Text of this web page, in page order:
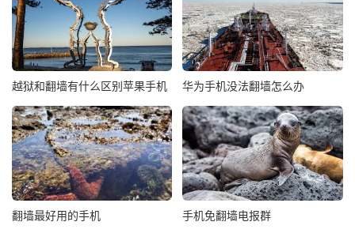
越狱和翻墙有什么区别苹果手机 华为手机没法翻墙怎么办
翻墙最好用的手机 手机免翻墙电报群